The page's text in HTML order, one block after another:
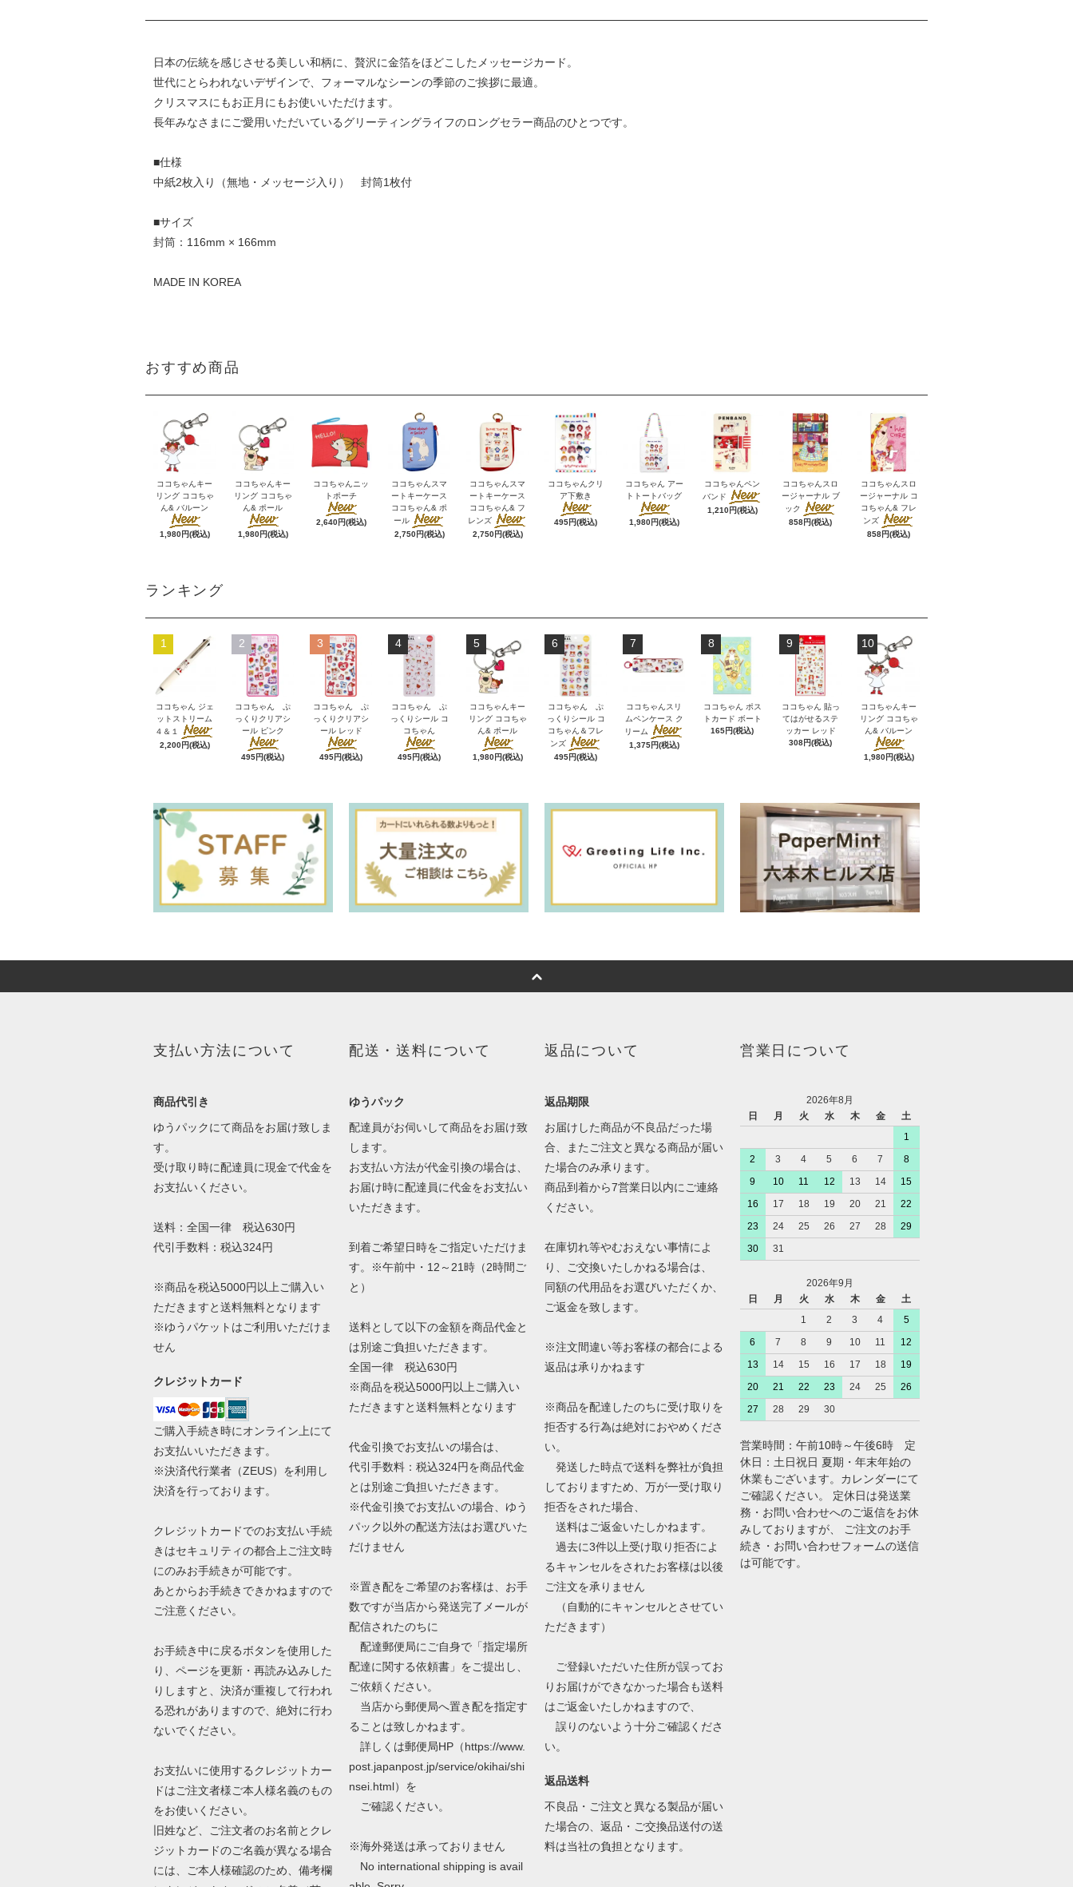
日本の伝統を感じさせる美しい和柄に、贅沢に金箔をほどこしたメッセージカード。
世代にとらわれないデザインで、フォーマルなシーンの季節のご挨拶に最適。
クリスマスにもお正月にもお使いいただけます。
長年みなさまにご愛用いただいているグリーティングライフのロングセラー商品のひとつです。
■仕様
中紙2枚入り（無地・メッセージ入り） 封筒1枚付
■サイズ
封筒：116mm × 166mm
MADE IN KOREA
おすすめ商品
ココちゃんキー
リング ココちゃ
ん& バルーン
1,980円(税込)
ココちゃんキー
リング ココちゃ
ん& ポール
1,980円(税込)
ココちゃんニッ
トポーチ
2,640円(税込)
ココちゃんスマ
ートキーケース
ココちゃん& ポ
ール
2,750円(税込)
ココちゃんスマ
ートキーケース
ココちゃん& フ
レンズ
2,750円(税込)
ココちゃんクリ
ア下敷き
495円(税込)
ココちゃん アー
トトートバッグ
1,980円(税込)
ココちゃんペン
バンド
1,210円(税込)
ココちゃんスロ
ージャーナル ブ
ック
858円(税込)
ココちゃんスロ
ージャーナル コ
コちゃん& フレ
ンズ
858円(税込)
ランキング
1
ココちゃん ジェ
ットストリーム
４＆１
2,200円(税込)
2
ココちゃん ぷ
っくりクリアシ
ール ピンク
495円(税込)
3
ココちゃん ぷ
っくりクリアシ
ール レッド
495円(税込)
4
ココちゃん ぷ
っくりシール コ
コちゃん
495円(税込)
5
ココちゃんキー
リング ココちゃ
ん& ポール
1,980円(税込)
6
ココちゃん ぷ
っくりシール コ
コちゃん＆フレ
ンズ
495円(税込)
7
ココちゃんスリ
ムペンケース ク
リーム
1,375円(税込)
8
ココちゃん ポス
トカード ボート
165円(税込)
9
ココちゃん 貼っ
てはがせるステ
ッカー レッド
308円(税込)
10
ココちゃんキー
リング ココちゃ
ん& バルーン
1,980円(税込)
支払い方法について
商品代引き
ゆうパックにて商品をお届け致しま
す。
受け取り時に配達員に現金で代金を
お支払いください。
送料：全国一律 税込630円
代引手数料：税込324円
※商品を税込5000円以上ご購入い
ただきますと送料無料となります
※ゆうパケットはご利用いただけま
せん
クレジットカード
ご購入手続き時にオンライン上にて
お支払いいただきます。
※決済代行業者（ZEUS）を利用し
決済を行っております。
クレジットカードでのお支払い手続
きはセキュリティの都合上ご注文時
にのみお手続きが可能です。
あとからお手続きできかねますので
ご注意ください。
お手続き中に戻るボタンを使用した
り、ページを更新・再読み込みした
りしますと、決済が重複して行われ
る恐れがありますので、絶対に行わ
ないでください。
お支払いに使用するクレジットカー
ドはご注文者様ご本人様名義のもの
をお使いください。
旧姓など、ご注文者のお名前とクレ
ジットカードのご名義が異なる場合
には、ご本人様確認のため、備考欄
配送・送料について
ゆうパック
配達員がお伺いして商品をお届け致
します。
お支払い方法が代金引換の場合は、
お届け時に配達員に代金をお支払い
いただきます。
到着ご希望日時をご指定いただけま
す。※午前中・12～21時（2時間ご
と）
送料として以下の金額を商品代金と
は別途ご負担いただきます。
全国一律 税込630円
※商品を税込5000円以上ご購入い
ただきますと送料無料となります
代金引換でお支払いの場合は、
代引手数料：税込324円を商品代金
とは別途ご負担いただきます。
※代金引換でお支払いの場合、ゆう
パック以外の配送方法はお選びいた
だけません
※置き配をご希望のお客様は、お手
数ですが当店から発送完了メールが
配信されたのちに
配達郵便局にご自身で「指定場所
配達に関する依頼書」をご提出し、
ご依頼ください。
当店から郵便局へ置き配を指定す
ることは致しかねます。
詳しくは郵便局HP（https://www.
post.japanpost.jp/service/okihai/shi
nsei.html）を
ご確認ください。
※海外発送は承っておりません
No international shipping is avail
返品について
返品期限
お届けした商品が不良品だった場
合、またご注文と異なる商品が届い
た場合のみ承ります。
商品到着から7営業日以内にご連絡
ください。
在庫切れ等やむおえない事情によ
り、ご交換いたしかねる場合は、
同額の代用品をお選びいただくか、
ご返金を致します。
※注文間違い等お客様の都合による
返品は承りかねます
※商品を配達したのちに受け取りを
拒否する行為は絶対におやめくださ
い。
発送した時点で送料を弊社が負担
しておりますため、万が一受け取り
拒否をされた場合、
送料はご返金いたしかねます。
過去に3件以上受け取り拒否によ
るキャンセルをされたお客様は以後
ご注文を承りません
（自動的にキャンセルとさせてい
ただきます）
ご登録いただいた住所が誤ってお
りお届けができなかった場合も送料
はご返金いたしかねますので、
誤りのないよう十分ご確認くださ
い。
返品送料
不良品・ご注文と異なる製品が届い
た場合の、返品・ご交換品送付の送
料は当社の負担となります。
営業日について
2026年8月
日
月 火 水 木 金
土
1
2
3 4 5 6 7
8
9
10 11 12 13 14
15
16
17 18 19 20 21
22
23
24 25 26 27 28
29
30
31
2026年9月
日
月 火 水 木 金
土
1
2 3 4
5
6
7 8 9 10 11
12
13
14 15 16 17 18
19
20
21 22 23 24 25
26
27
28 29 30
営業時間：午前10時～午後6時 定
休日：土日祝日 夏期・年末年始の
休業もございます。カレンダーにて
ご確認ください。 定休日は発送業
務・お問い合わせへのご返信をお休
みしておりますが、 ご注文のお手
続き・お問い合わせフォームの送信
は可能です。